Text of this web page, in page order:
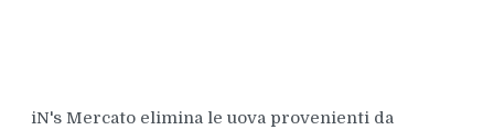
iN's Mercato elimina le uova provenienti da